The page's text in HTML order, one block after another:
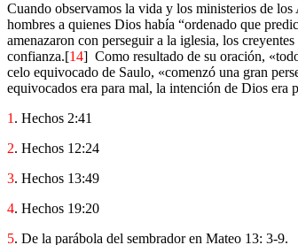
Cuando observamos la vida y los ministerios de
hombres a quienes Dios había “ordenado que
amenazaron con perseguir a la iglesia, los
confianza.[14] Como resultado de su oración,
celo equivocado de Saulo, «comenzó una gran
equivocados era para mal, la intención de Dios era
1 . Hechos 2:41
2. Hechos 12:24
3. Hechos 13:49
4. Hechos 19:20
5. De la parábola del sembrador en Mateo 13: 3-9.